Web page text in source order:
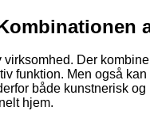
Der
funktion. Men også
både kunstnerisk
hjem.